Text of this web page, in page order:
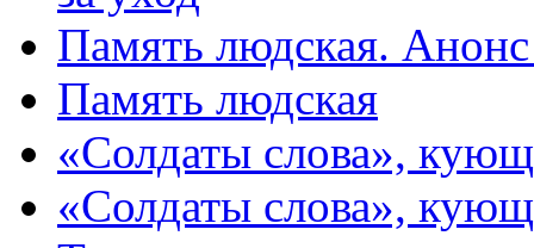
Память людская.
Память людская
«Солдаты слова»,
«Солдаты слова»,